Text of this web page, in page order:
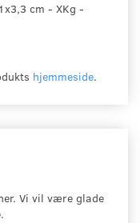
cm - XKg -
hjemmeside.
Vi vil være glade